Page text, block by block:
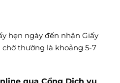
hẹn ngày đến nhận Giấy
thường là khoảng 5-7